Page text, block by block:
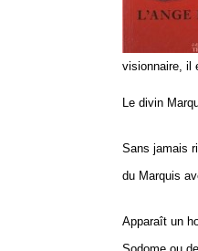
visionnaire, il
Le divin
Sans jamais
du Marquis
Apparaît un